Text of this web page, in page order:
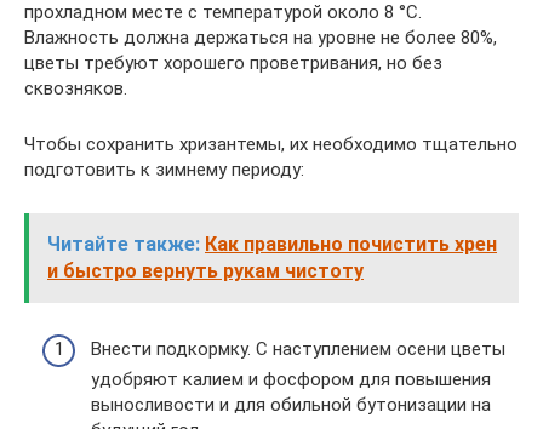
прохладном месте с температурой около 8 °С.
Влажность должна держаться на уровне не более 80%,
цветы требуют хорошего проветривания, но без
сквозняков.
Чтобы сохранить хризантемы, их необходимо тщательно
подготовить к зимнему периоду:
Читайте также: Как правильно почистить хрен
и быстро вернуть рукам чистоту
Внести подкормку. С наступлением осени цветы
удобряют калием и фосфором для повышения
выносливости и для обильной бутонизации на